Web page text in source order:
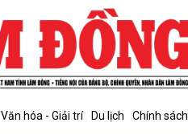
Văn hóa - Giải trí Du lịch Chính sách